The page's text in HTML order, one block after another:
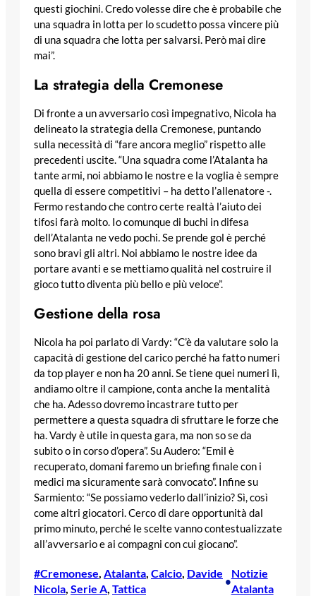
questi giochini. Credo volesse dire che è probabile che
una squadra in lotta per lo scudetto possa vincere più
di una squadra che lotta per salvarsi. Però mai dire
mai”.
La strategia della Cremonese
Di fronte a un avversario così impegnativo, Nicola ha
delineato la strategia della Cremonese, puntando
sulla necessità di “fare ancora meglio” rispetto alle
precedenti uscite. “Una squadra come l’Atalanta ha
tante armi, noi abbiamo le nostre e la voglia è sempre
quella di essere competitivi – ha detto l’allenatore -.
Fermo restando che contro certe realtà l’aiuto dei
tifosi farà molto. Io comunque di buchi in difesa
dell’Atalanta ne vedo pochi. Se prende gol è perché
sono bravi gli altri. Noi abbiamo le nostre idee da
portare avanti e se mettiamo qualità nel costruire il
gioco tutto diventa più bello e più veloce”.
Gestione della rosa
Nicola ha poi parlato di Vardy: “C’è da valutare solo la
capacità di gestione del carico perché ha fatto numeri
da top player e non ha 20 anni. Se tiene quei numeri lì,
andiamo oltre il campione, conta anche la mentalità
che ha. Adesso dovremo incastrare tutto per
permettere a questa squadra di sfruttare le forze che
ha. Vardy è utile in questa gara, ma non so se da
subito o in corso d’opera”. Su Audero: “Emil è
recuperato, domani faremo un briefing finale con i
medici ma sicuramente sarà convocato”. Infine su
Sarmiento: “Se possiamo vederlo dall’inizio? Sì, così
come altri giocatori. Cerco di dare opportunità dal
primo minuto, perché le scelte vanno contestualizzate
all’avversario e ai compagni con cui giocano”.
#Cremonese Atalanta Calcio Davide
Nicola Serie A Tattica
•
Notizie
Atalanta